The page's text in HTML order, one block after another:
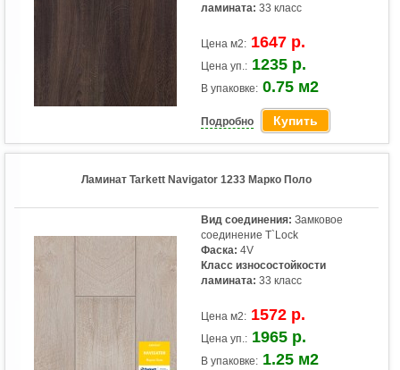
ламината: 33 класс
Цена м2: 1647 р.
Цена уп.: 1235 р.
В упаковке: 0.75 м2
Подробно Купить
Ламинат Tarkett Navigator 1233 Марко Поло
Вид соединения: Замковое
соединение T`Lock
Фаска: 4V
Класс износостойкости
ламината: 33 класс
Цена м2: 1572 р.
Цена уп.: 1965 р.
В упаковке: 1.25 м2